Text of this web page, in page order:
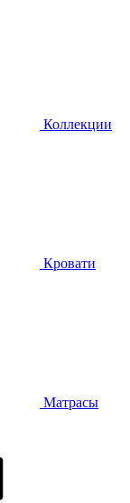
Коллекции
Кровати
Матрасы